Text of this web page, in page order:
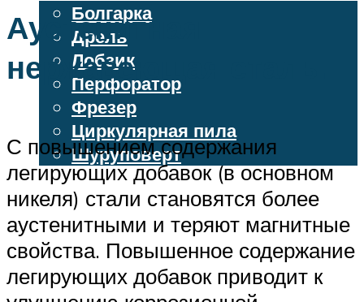
Болгарка
Дрель
Лобзик
Перфоратор
Фрезер
Циркулярная пила
Шуруповерт
Меню
Аустенитная
нержавеющая сталь.
С повышением содержания
легирующих добавок (в основном
никеля) стали становятся более
аустенитными и теряют магнитные
свойства. Повышенное содержание
легирующих добавок приводит к